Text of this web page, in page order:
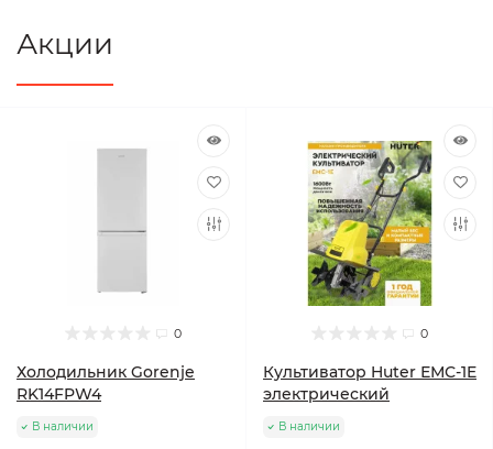
Акции
0
Холодильник Gorenje
RK14FPW4
В наличии
0
Культиватор Huter ЕМС-1E
электрический
В наличии